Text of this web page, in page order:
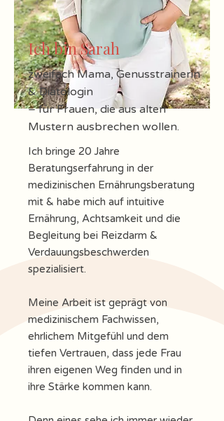
Ich bin Sarah
zweifach Mama, Genusstrainerin
& Diätologin
– für Frauen, die aus alten
Mustern ausbrechen wollen.
Ich bringe 20 Jahre
Beratungserfahrung in der
medizinischen Ernährungsberatung
mit & habe mich auf intuitive
Ernährung, Achtsamkeit und die
Begleitung bei Reizdarm &
Verdauungsbeschwerden
spezialisiert.
Meine Arbeit ist geprägt von
medizinischem Fachwissen,
ehrlichem Mitgefühl und dem
tiefen Vertrauen, dass jede Frau
ihren eigenen Weg finden und in
ihre Stärke kommen kann.